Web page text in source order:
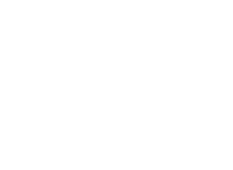
た。素敵な箱と和紙で石を包んで
ございました。
ありがとうございます。 実物を